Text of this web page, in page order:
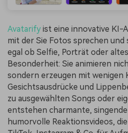
Avatarify ist eine innovative KI-
mit der Sie Fotos sprechen und
egal ob Selfie, Porträt oder
Besonderheit: Sie animieren
sondern erzeugen mit wenigen
Gesichtsausdrücke und
zu ausgewählten Songs oder
entstehen charmante,
humorvolle Reaktionsvideos,